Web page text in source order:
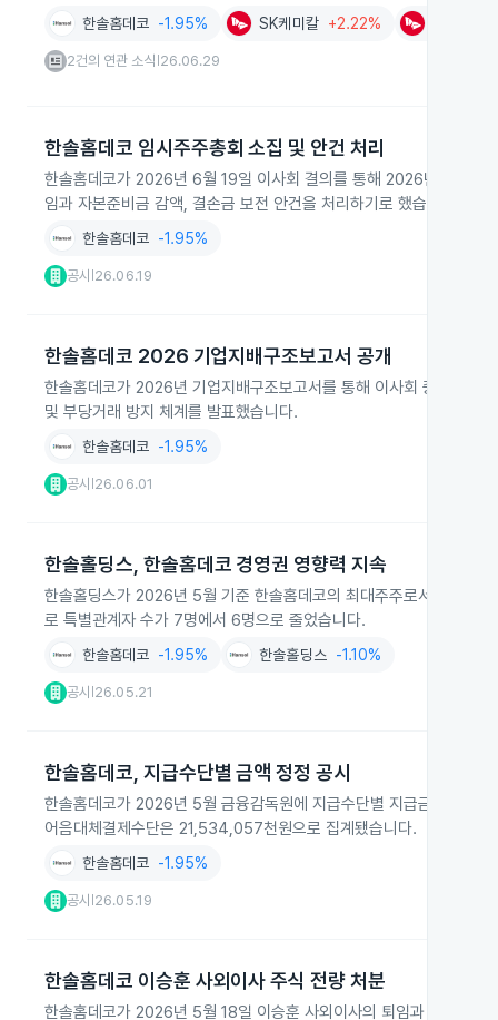
한솔홈데코 -1.95% SK케미칼 +2.22%
2건의 연관 소식 26.06.29
한솔홈데코 임시주주총회 소집 및 안건 처리
한솔홈데코가 2026년 6월 19일 이사회 결의를 통해 2026년 7월 28
임과 자본준비금 감액, 결손금 보전 안건을 처리하기로 했습니다. 이
한솔홈데코 -1.95%
공시 26.06.19
한솔홈데코 2026 기업지배구조보고서 공개
한솔홈데코가 2026년 기업지배구조보고서를 통해 이사회 중심 경영
및 부당거래 방지 체계를 발표했습니다.
한솔홈데코 -1.95%
공시 26.06.01
한솔홀딩스, 한솔홈데코 경영권 영향력 지속
한솔홀딩스가 2026년 5월 기준 한솔홈데코의 최대주주로서 경영
로 특별관계자 수가 7명에서 6명으로 줄었습니다.
한솔홈데코 -1.95% 한솔홀딩스 -1.10%
공시 26.05.21
한솔홈데코, 지급수단별 금액 정정 공시
한솔홈데코가 2026년 5월 금융감독원에 지급수단별 지급금액을 정
어음대체결제수단은 21,534,057천원으로 집계됐습니다.
한솔홈데코 -1.95%
공시 26.05.19
한솔홈데코 이승훈 사외이사 주식 전량 처분
한솔홈데코가 2026년 5월 18일 이승훈 사외이사의 퇴임과 함께 그